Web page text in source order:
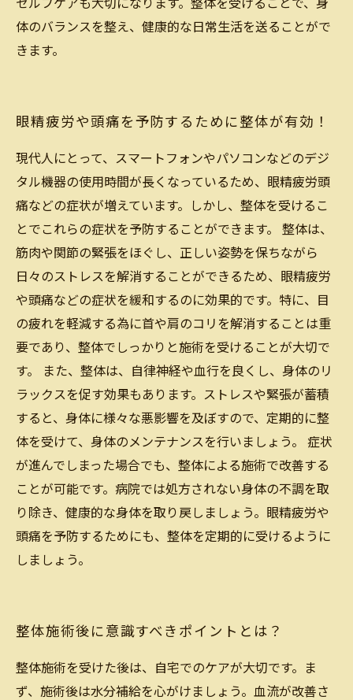
セルフケアも大切になります。整体を受けることで、身
体のバランスを整え、健康的な日常生活を送ることがで
きます。
眼精疲労や頭痛を予防するために整体が有効！
現代人にとって、スマートフォンやパソコンなどのデジ
タル機器の使用時間が長くなっているため、眼精疲労頭
痛などの症状が増えています。しかし、整体を受けるこ
とでこれらの症状を予防することができます。 整体は、
筋肉や関節の緊張をほぐし、正しい姿勢を保ちながら
日々のストレスを解消することができるため、眼精疲労
や頭痛などの症状を緩和するのに効果的です。特に、目
の疲れを軽減する為に首や肩のコリを解消することは重
要であり、整体でしっかりと施術を受けることが大切で
す。 また、整体は、自律神経や血行を良くし、身体のリ
ラックスを促す効果もあります。ストレスや緊張が蓄積
すると、身体に様々な悪影響を及ぼすので、定期的に整
体を受けて、身体のメンテナンスを行いましょう。 症状
が進んでしまった場合でも、整体による施術で改善する
ことが可能です。病院では処方されない身体の不調を取
り除き、健康的な身体を取り戻しましょう。眼精疲労や
頭痛を予防するためにも、整体を定期的に受けるように
しましょう。
整体施術後に意識すべきポイントとは？
整体施術を受けた後は、自宅でのケアが大切です。ま
ず、施術後は水分補給を心がけましょう。血流が改善さ